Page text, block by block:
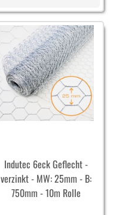
Indutec 6eck Geflecht -
verzinkt - MW: 25mm - B:
750mm - 10m Rolle